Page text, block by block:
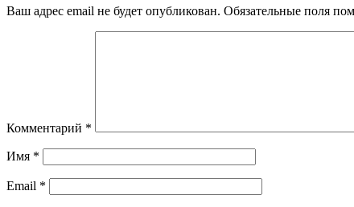
Ваш адрес email не будет опубликован. Обязательные поля
Комментарий *
Имя *
Email *